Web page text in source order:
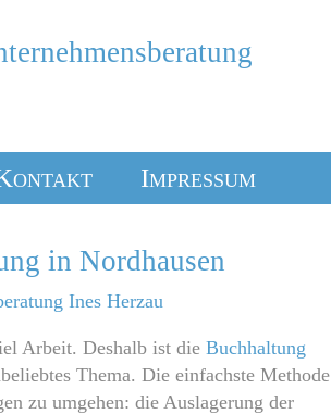
Impressum
in Nordhausen
Ines Herzau
Arbeit. Deshalb ist die Buchhaltung
Thema. Die einfachste Methode
zu umgehen: die Auslagerung der